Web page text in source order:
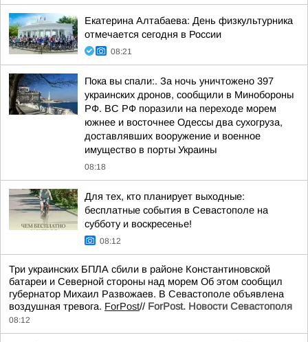
Екатерина Алтабаева: День физкультурника
отмечается сегодня в России
08:21
Пока вы спали:. За ночь уничтожено 397
украинских дронов, сообщили в Минобороны
РФ. ВС РФ поразили на переходе морем
южнее и восточнее Одессы два сухогруза,
доставлявших вооружение и военное
имущество в порты Украины
08:18
Для тех, кто планирует выходные:
бесплатные события в Севастополе на
субботу и воскресенье!
08:12
Три украинских БПЛА сбили в районе Константиновской
батареи и Северной стороны над морем Об этом сообщил
губернатор Михаил Развожаев. В Севастополе объявлена
воздушная тревога. ForPost// ForPost. Новости Севастополя
08:12